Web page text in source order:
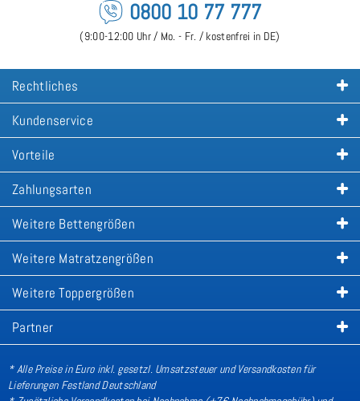
0800 10 77 777
(9:00-12:00 Uhr / Mo. - Fr. / kostenfrei in DE)
Rechtliches
Kundenservice
Vorteile
Zahlungsarten
Weitere Bettengrößen
Weitere Matratzengrößen
Weitere Toppergrößen
Partner
* Alle Preise in Euro inkl. gesetzl. Umsatzsteuer und Versandkosten für
Lieferungen Festland Deutschland